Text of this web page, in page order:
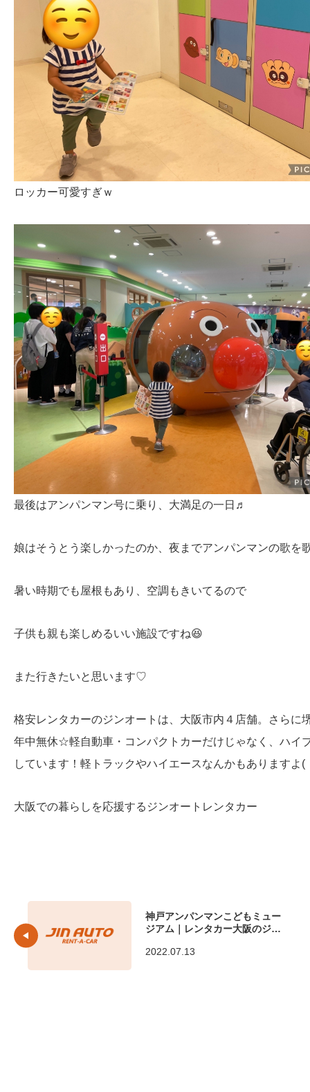
ロッカー可愛すぎｗ
最後はアンパンマン号に乗り、大満足の一日♬
娘はそうとう楽しかったのか、夜までアンパンマンの歌を
暑い時期でも屋根もあり、空調もきいてるので
子供も親も楽しめるいい施設ですね😆
また行きたいと思います♡
格安レンタカーのジンオートは、大阪市内４店舗。さらに
年中無休☆軽自動車・コンパクトカーだけじゃなく、ハイ
しています！軽トラックやハイエースなんかもありますよ(
大阪での暮らしを応援するジンオートレンタカー
神戸アンパンマンこどもミュー
ジアム｜レンタカー大阪のジン
2022.07.13